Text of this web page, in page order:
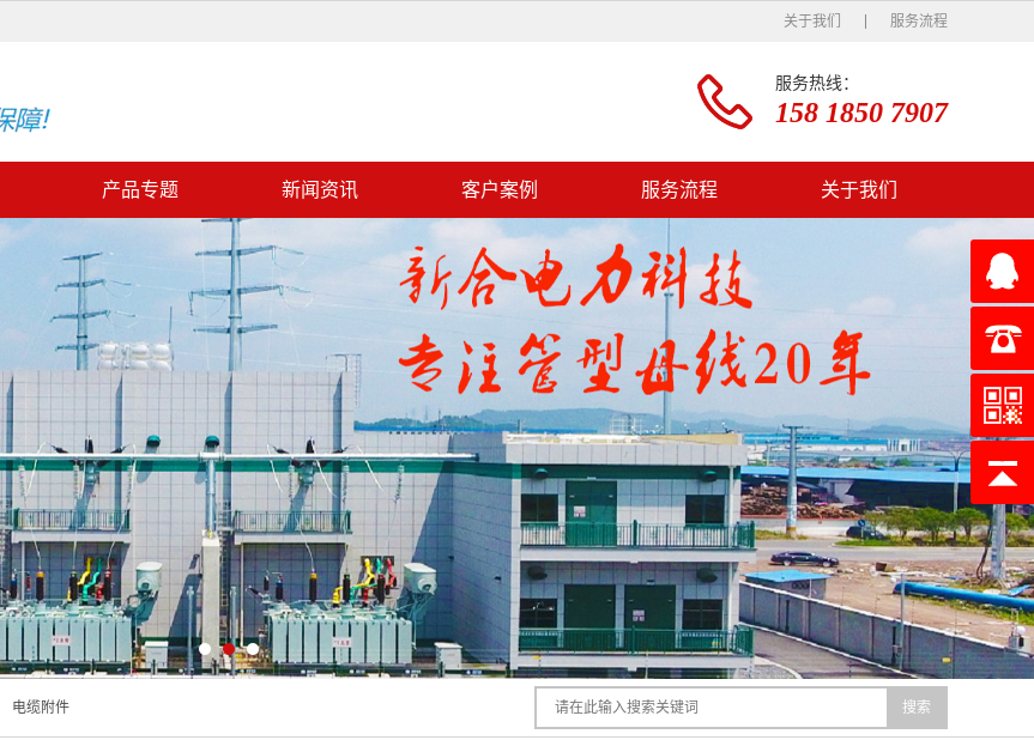
关于我们 服务流程
服务热线：
158 1850 7907
产品专题 新闻资讯 客户案例 服务流程 关于我们
电缆附件 搜索